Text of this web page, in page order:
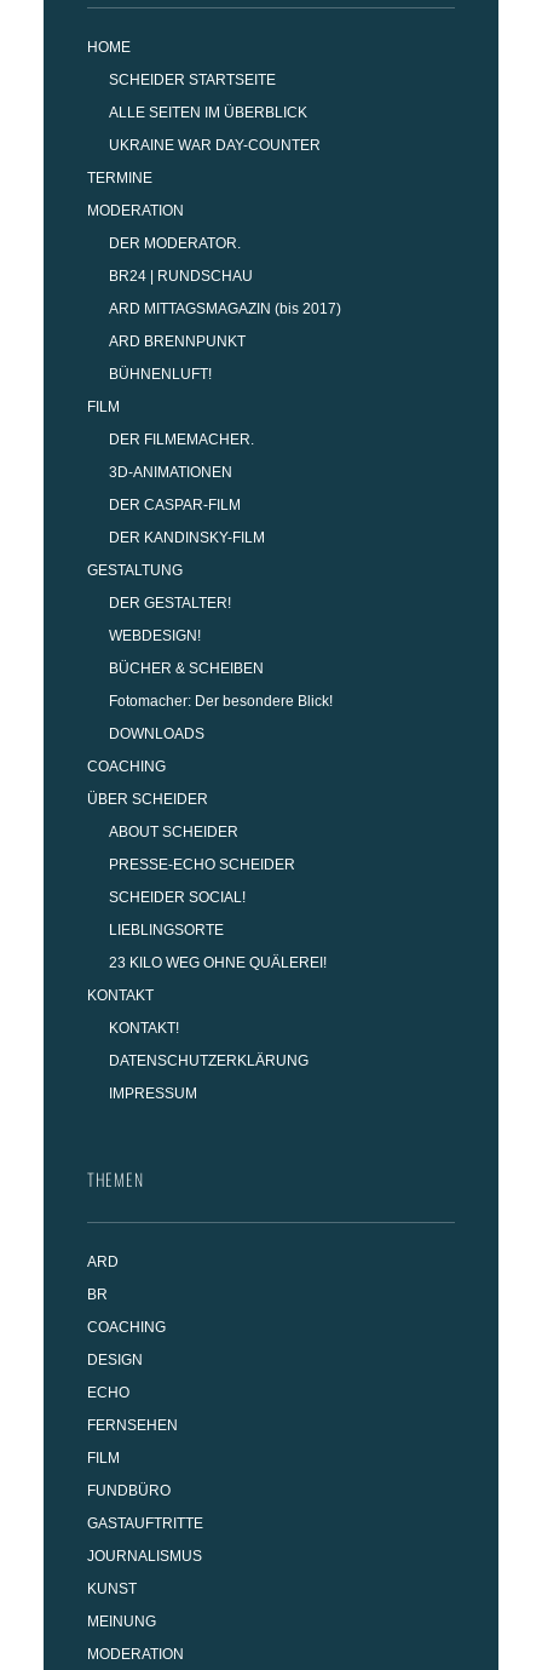
HOME
SCHEIDER STARTSEITE
ALLE SEITEN IM ÜBERBLICK
UKRAINE WAR DAY-COUNTER
TERMINE
MODERATION
DER MODERATOR.
BR24 | RUNDSCHAU
ARD MITTAGSMAGAZIN (bis 2017)
ARD BRENNPUNKT
BÜHNENLUFT!
FILM
DER FILMEMACHER.
3D-ANIMATIONEN
DER CASPAR-FILM
DER KANDINSKY-FILM
GESTALTUNG
DER GESTALTER!
WEBDESIGN!
BÜCHER & SCHEIBEN
Fotomacher: Der besondere Blick!
DOWNLOADS
COACHING
ÜBER SCHEIDER
ABOUT SCHEIDER
PRESSE-ECHO SCHEIDER
SCHEIDER SOCIAL!
LIEBLINGSORTE
23 KILO WEG OHNE QUÄLEREI!
KONTAKT
KONTAKT!
DATENSCHUTZERKLÄRUNG
IMPRESSUM
THEMEN
ARD
BR
COACHING
DESIGN
ECHO
FERNSEHEN
FILM
FUNDBÜRO
GASTAUFTRITTE
JOURNALISMUS
KUNST
MEINUNG
MODERATION